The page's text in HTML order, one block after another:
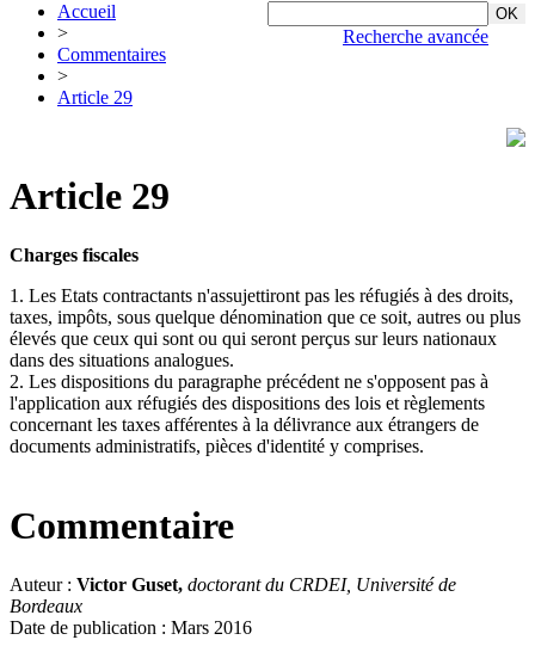
Recherche avancée
Accueil
>
Commentaires
>
Article 29
Article 29
Charges fiscales
1. Les Etats contractants n'assujettiront pas les réfugiés à des droits,
taxes, impôts, sous quelque dénomination que ce soit, autres ou plus
élevés que ceux qui sont ou qui seront perçus sur leurs nationaux
dans des situations analogues.
2. Les dispositions du paragraphe précédent ne s'opposent pas à
l'application aux réfugiés des dispositions des lois et règlements
concernant les taxes afférentes à la délivrance aux étrangers de
documents administratifs, pièces d'identité y comprises.
Commentaire
Auteur : Victor Guset, doctorant du CRDEI, Université de
Bordeaux
Date de publication : Mars 2016